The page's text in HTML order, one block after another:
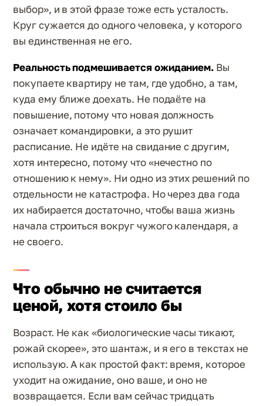
выбор», и в этой фразе тоже есть усталость.
Круг сужается до одного человека, у которого
вы единственная не его.
Реальность подмешивается ожиданием. Вы
покупаете квартиру не там, где удобно, а там,
куда ему ближе доехать. Не подаёте на
повышение, потому что новая должность
означает командировки, а это рушит
расписание. Не идёте на свидание с другим,
хотя интересно, потому что «нечестно по
отношению к нему». Ни одно из этих решений по
отдельности не катастрофа. Но через два года
их набирается достаточно, чтобы ваша жизнь
начала строиться вокруг чужого календаря, а
не своего.
Что обычно не считается
ценой, хотя стоило бы
Возраст. Не как «биологические часы тикают,
рожай скорее», это шантаж, и я его в текстах не
использую. А как простой факт: время, которое
уходит на ожидание, оно ваше, и оно не
возвращается. Если вам сейчас тридцать